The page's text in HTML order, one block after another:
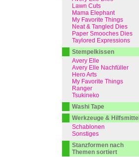
Lawn Cuts
Mama Elephant
My Favorite Things
Neat & Tangled Dies
Paper Smooches Dies
Taylored Expressions
Stempelkissen
Avery Elle
Avery Elle Nachfüller
Hero Arts
My Favorite Things
Ranger
Tsukineko
Washi Tape
Werkzeuge & Hilfsmittel
Schablonen
Sonstiges
Stanzformen nach
Themen sortiert